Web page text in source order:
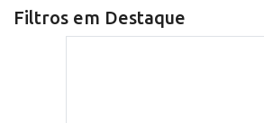
Filtros em Destaque